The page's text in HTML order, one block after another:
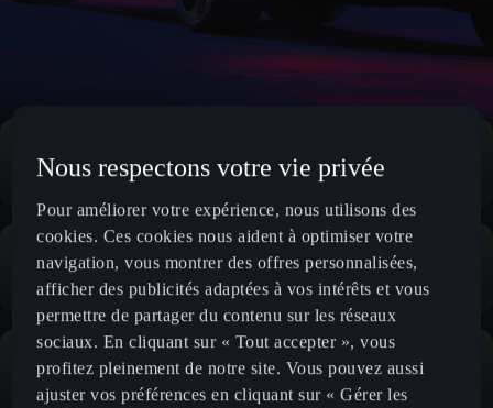
Nous respectons votre vie privée
Pour améliorer votre expérience, nous utilisons des
cookies. Ces cookies nous aident à optimiser votre
navigation, vous montrer des offres personnalisées,
afficher des publicités adaptées à vos intérêts et vous
permettre de partager du contenu sur les réseaux
sociaux. En cliquant sur « Tout accepter », vous
profitez pleinement de notre site. Vous pouvez aussi
ajuster vos préférences en cliquant sur « Gérer les